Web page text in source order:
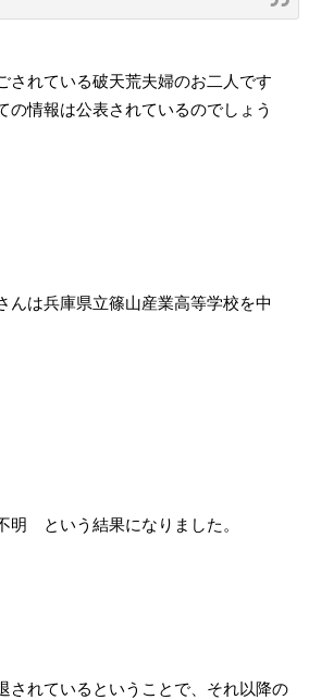
されている破天荒夫婦のお二人です
の情報は公表されているのでしょう
んは兵庫県立篠山産業高等学校を中
明 という結果になりました。
されているということで、それ以降の